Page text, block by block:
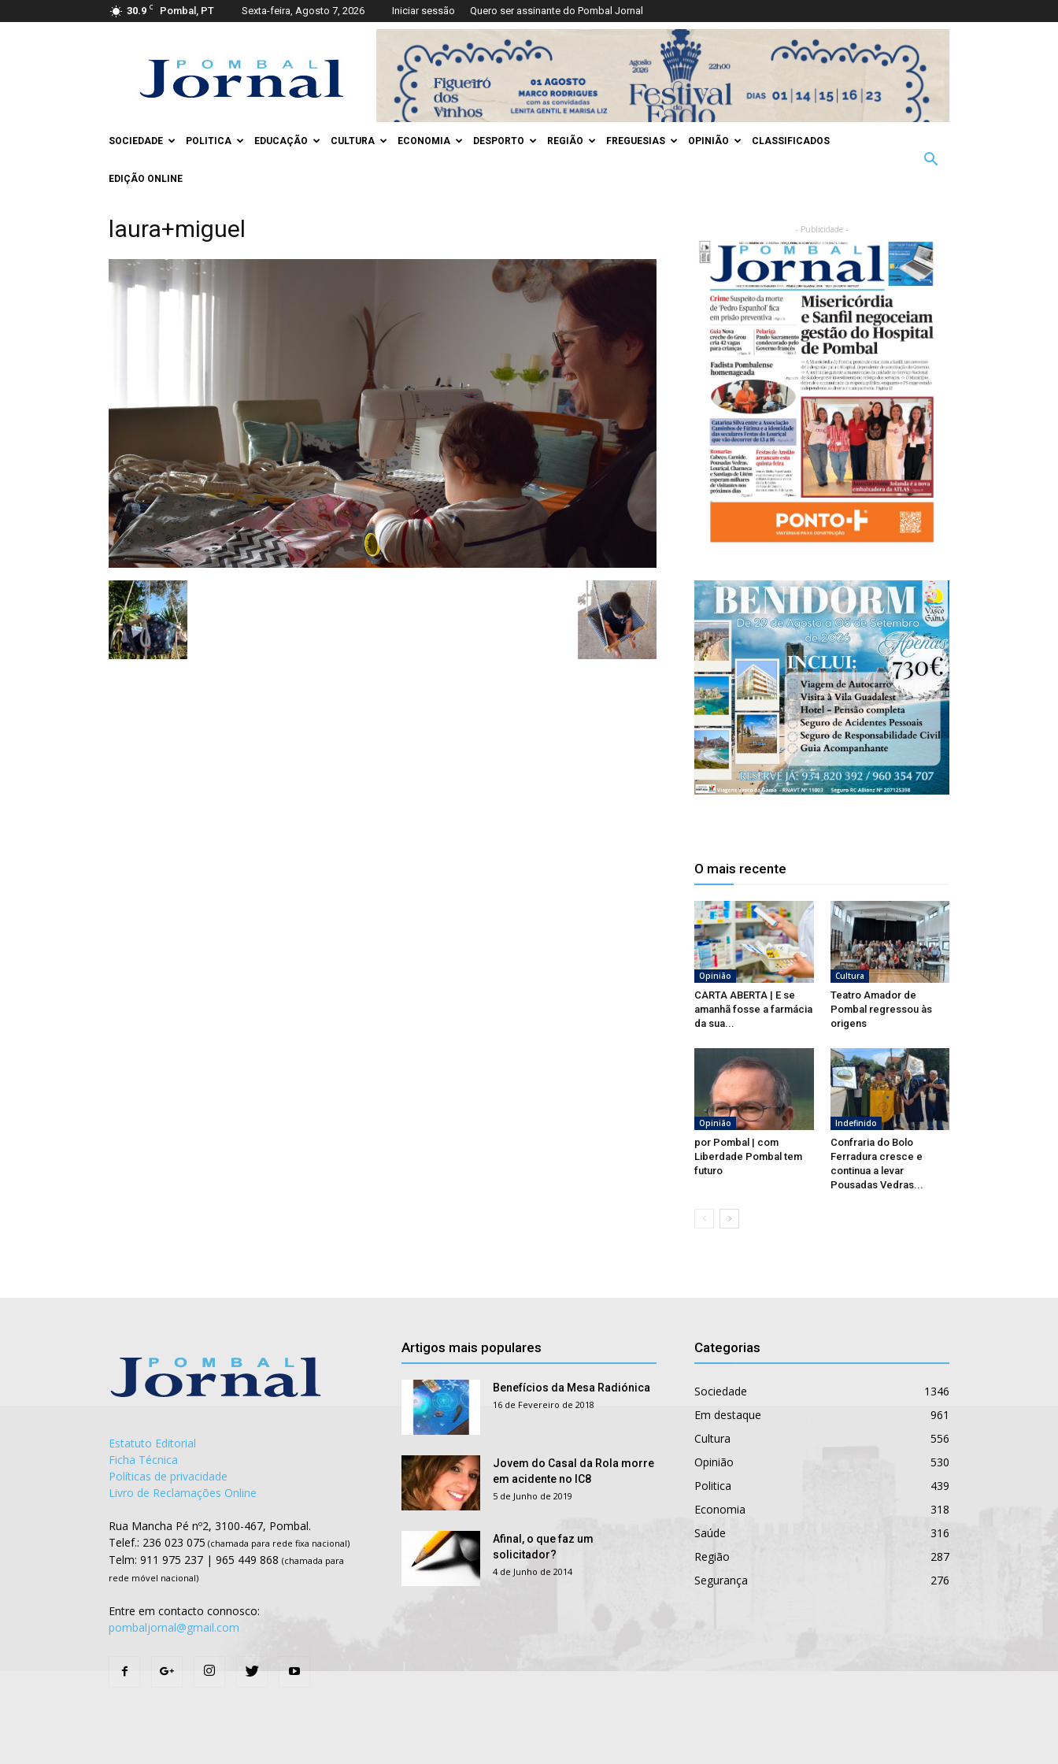
30.9 C Pombal, PT Sexta-feira, Agosto 7, 2026 Iniciar sessão Quero ser assinante do Pombal Jornal
Jornal
SOCIEDADE POLITICA EDUCAÇÃO CULTURA ECONOMIA DESPORTO REGIÃO FREGUESIAS OPINIÃO CLASSIFICADOS
EDIÇÃO ONLINE
laura+miguel - Publicidade -
O mais recente
Opinião
CARTA ABERTA | E se
amanhã fosse a farmácia
da sua...
Cultura
Teatro Amador de
Pombal regressou às
origens
Opinião
por Pombal | com
Liberdade Pombal tem
futuro
Indefinido
Confraria do Bolo
Ferradura cresce e
continua a levar
Pousadas Vedras...
Estatuto Editorial
Ficha Técnica
Políticas de privacidade
Livro de Reclamações Online
Rua Mancha Pé nº2, 3100-467, Pombal.
Telef.: 236 023 075 (chamada para rede fixa nacional)
Telm: 911 975 237 | 965 449 868 (chamada para
rede móvel nacional)
Entre em contacto connosco:
pombaljornal@gmail.com
Artigos mais populares
Benefícios da Mesa Radiónica
16 de Fevereiro de 2018
Jovem do Casal da Rola morre
em acidente no IC8
5 de Junho de 2019
Afinal, o que faz um
solicitador?
4 de Junho de 2014
Categorias
Sociedade
1346
Em destaque
961
Cultura
556
Opinião
530
Politica
439
Economia
318
Saúde
316
Região
287
Segurança
276